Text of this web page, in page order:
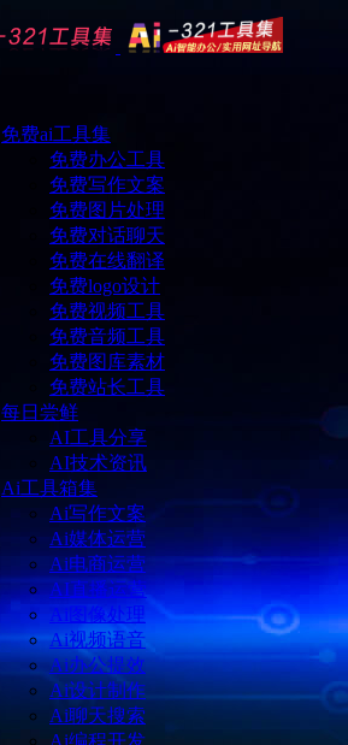
免费ai工具集
免费办公工具
免费写作文案
免费图片处理
免费对话聊天
免费在线翻译
免费logo设计
免费视频工具
免费音频工具
免费图库素材
免费站长工具
每日尝鲜
AI工具分享
AI技术资讯
Ai工具箱集
Ai写作文案
Ai媒体运营
Ai电商运营
AI直播运营
Ai图像处理
Ai视频语音
Ai办公提效
Ai设计制作
Ai聊天搜索
Ai编程开发